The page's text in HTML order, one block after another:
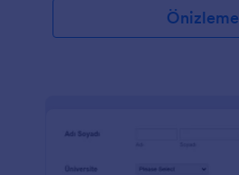
Önizleme